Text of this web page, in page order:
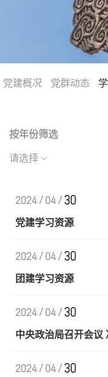
国际交流
党群工作
海洋之家
党建概况 党群动态
按年份筛选
请选择
2024/04/ 30
党建学习资源
2024/04/ 30
团建学习资源
2024/04/ 30
中央政治局召开会议
2024/04/ 30